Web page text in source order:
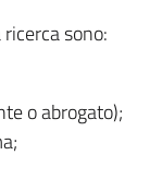
sono:
o abrogato);